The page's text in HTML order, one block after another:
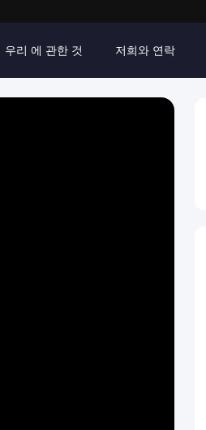
우리 에 관한 것 저희와 연락